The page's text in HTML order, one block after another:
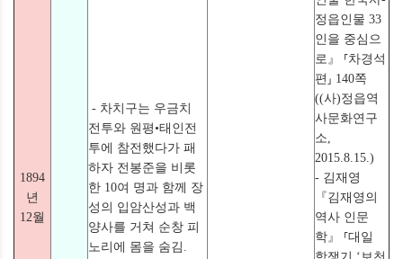
1894
년
12월
- 차치구는 우금치
전투와 원평•태인전
투에 참전했다가 패
하자 전봉준을 비롯
한 10여 명과 함께 장
성의 입암산성과 백
양사를 거쳐 순창 피
노리에 몸을 숨김.
정읍인물 33
인을 중심으
로』 ⸢차경석
편⸥ 140쪽
((사)정읍역
사문화연구
소,
2015.8.15.)
- 김재영
『김재영의
역사 인문
학』 ⸢대일